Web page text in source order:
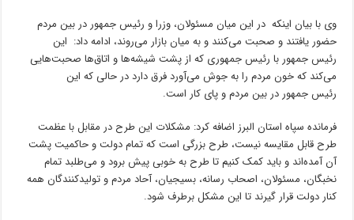
وی با بیان اینکه در این میان مسئولان، وزرا و رئیس جمهور در بین مردم
حضور یافتند و صحبت می‌کنند و به میان بازار می‌روند، ادامه داد: این
رئیس جمهور با رئیس جمهوری که از پشت شیشه‌ها و اتاق‌ها صحبت‌هایی
می‌کند که خون مردم را به جوش می‌آورد فرق دارد در حالی که این
رئیس جمهور در بین مردم و پای کار است.
فرمانده سپاه استان البرز اضافه کرد: مشکلات این طرح در مقابل با عظمت
طرح قابل مقایسه نیست، طرح بزرگی است که تمام دولت و حاکمیت پشت
آن آمده‌اند و باید کمک کنیم تا طرح به خوبی پیش برود و می‌طلبد تمام
نخبگان، مسئولان، اصحاب رسانه، بسیجیان، آحاد مردم و تولیدکنندگان همه
کنار دولت قرار گیرند تا این مشکل برطرف شود.